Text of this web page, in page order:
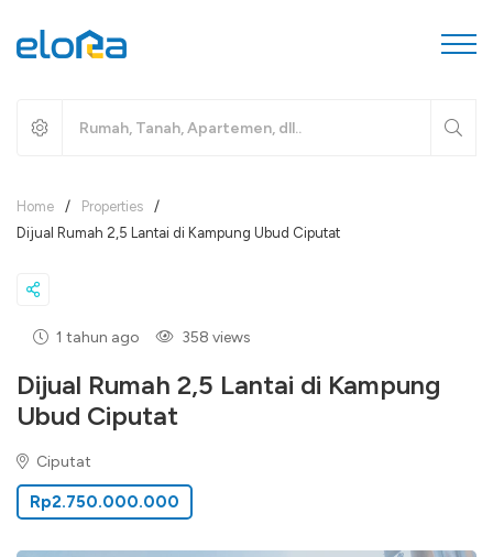
Home / Properties
/
Dijual Rumah 2,5 Lantai di Kampung Ubud Ciputat
1 tahun ago 358 views
Dijual Rumah 2,5 Lantai di Kampung
Ubud Ciputat
Ciputat
Rp2.750.000.000